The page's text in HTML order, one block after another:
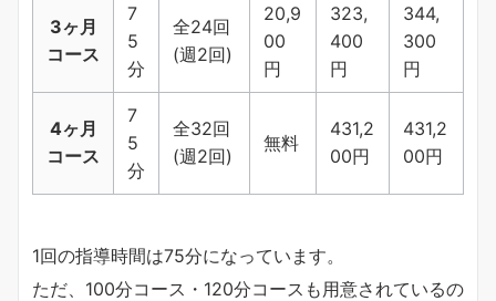
3ヶ月
コース
7
5
分
全24回
(週2回)
20,9
00
円
323,
400
円
344,
300
円
4ヶ月
コース
7
5
分
全32回
(週2回)
無料
431,2
00円
431,2
00円
1回の指導時間は75分になっています。
ただ、100分コース・120分コースも用意されているの